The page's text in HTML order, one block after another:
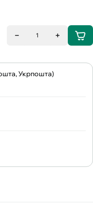
1
Укрпошта)